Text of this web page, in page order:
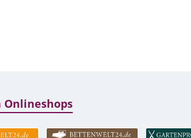
Onlineshops